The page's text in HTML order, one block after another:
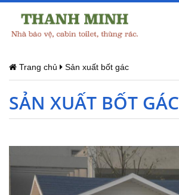
Trang chủ Sản xuất bốt gác
SẢN XUẤT BỐT GÁC